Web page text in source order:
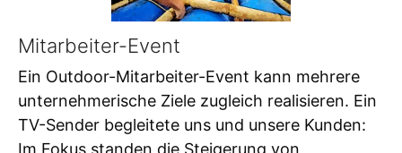
Mitarbeiter-Event
Ein Outdoor-Mitarbeiter-Event kann mehrere
unternehmerische Ziele zugleich realisieren. Ein
TV-Sender begleitete uns und unsere Kunden:
Im Fokus standen die Steigerung von